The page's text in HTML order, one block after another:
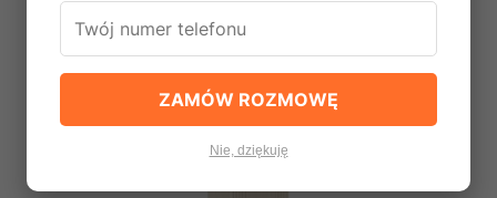
ZAMÓW ROZMOWĘ
Nie, dziękuję